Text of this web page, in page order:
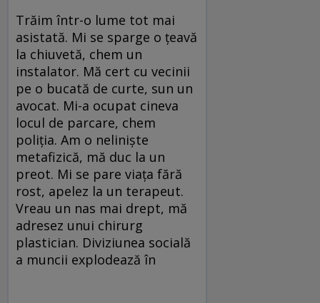
Trăim într-o lume tot mai
asistată. Mi se sparge o ţeavă
la chiuvetă, chem un
instalator. Mă cert cu vecinii
pe o bucată de curte, sun un
avocat. Mi-a ocupat cineva
locul de parcare, chem
poliţia. Am o nelinişte
metafizică, mă duc la un
preot. Mi se pare viaţa fără
rost, apelez la un terapeut.
Vreau un nas mai drept, mă
adresez unui chirurg
plastician. Diviziunea socială
a muncii explodează în